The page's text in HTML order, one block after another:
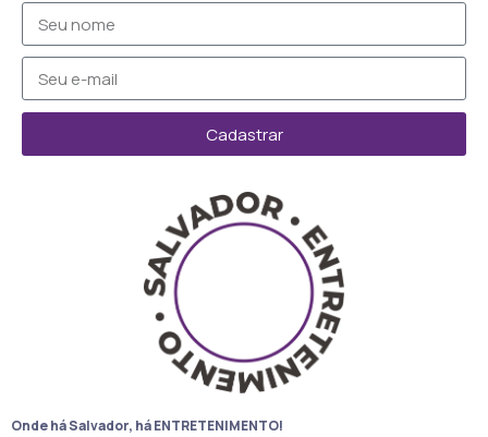
Cadastrar
Onde há Salvador, há ENTRETENIMENTO!